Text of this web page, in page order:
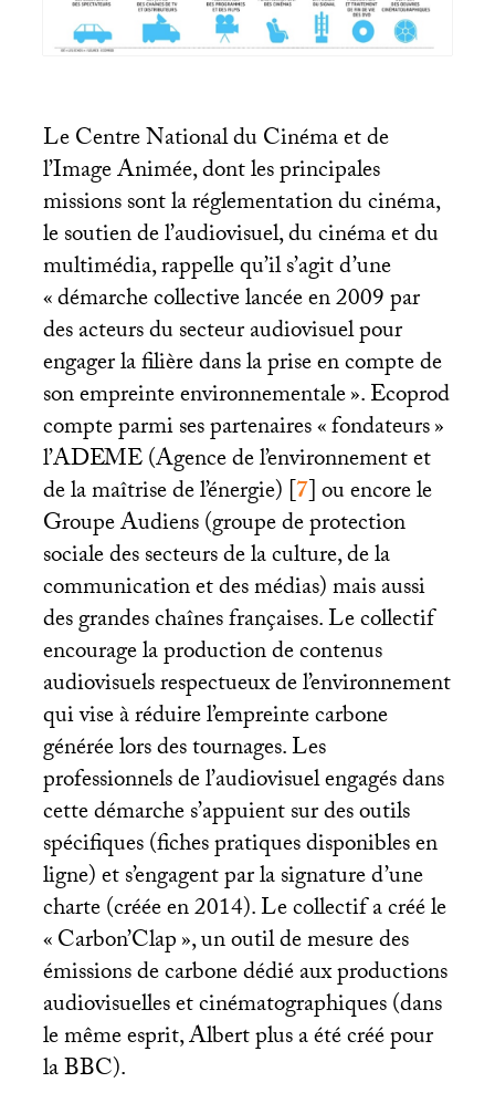
Le Centre National du Cinéma et de
l’Image Animée, dont les principales
missions sont la réglementation du cinéma,
le soutien de l’audiovisuel, du cinéma et du
multimédia, rappelle qu’il s’agit d’une
«démarche collective lancée en 2009 par
des acteurs du secteur audiovisuel pour
engager la filière dans la prise en compte de
son empreinte environnementale». Ecoprod
compte parmi ses partenaires «fondateurs»
l’ADEME(Agence de l’environnement et
de la maîtrise de l’énergie)[7]ou encore le
Groupe Audiens (groupe de protection
sociale des secteurs de la culture, de la
communication et des médias) mais aussi
des grandes chaînes françaises. Le collectif
encourage la production de contenus
audiovisuels respectueux de l’environnement
qui vise à réduire l’empreinte carbone
générée lors des tournages. Les
professionnels de l’audiovisuel engagés dans
cette démarche s’appuient sur des outils
spécifiques (fiches pratiques disponibles en
ligne) et s’engagent par la signature d’une
charte (créée en 2014). Le collectif a créé le
«Carbon’Clap», un outil de mesure des
émissions de carbone dédié aux productions
audiovisuelles et cinématographiques (dans
le même esprit, Albert plus a été créé pour
laBBC).